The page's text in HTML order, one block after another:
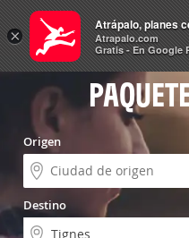
Vuelo+Hotel
Origen
Destino
×
Atrápalo, planes
Atrapalo.com
Gratis - En Google